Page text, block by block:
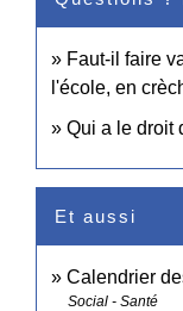
Faut-il faire
l'école, en
Qui a le droit
Et aussi
Calendrier
Social - Santé